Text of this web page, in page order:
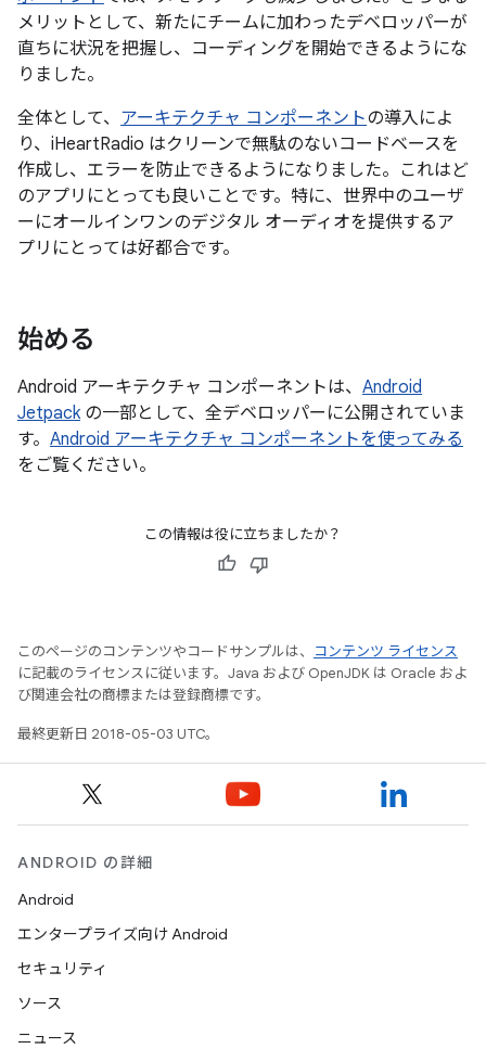
メリットとして、新たにチームに加わったデベロッパーが
直ちに状況を把握し、コーディングを開始できるようにな
りました。
全体として、 アーキテクチャ コンポーネントの導入によ
り、iHeartRadio はクリーンで無駄のないコードベースを
作成し、エラーを防止できるようになりました。これはど
のアプリにとっても良いことです。特に、世界中のユーザ
ーにオールインワンのデジタル オーディオを提供するア
プリにとっては好都合です。
始める
Android アーキテクチャ コンポーネントは、 Android
Jetpackの一部として、全デベロッパーに公開されていま
す。 Android アーキテクチャ コンポーネントを使ってみる
をご覧ください。
この情報は役に立ちましたか？
このページのコンテンツやコードサンプルは、
コンテンツ ライセンス
に記載のライセンスに従います。Java および OpenJDK は Oracle およ
び関連会社の商標または登録商標です。
最終更新日 2018-05-03 UTC。
ANDROID の詳細
Android
エンタープライズ向け Android
セキュリティ
ソース
ニュース